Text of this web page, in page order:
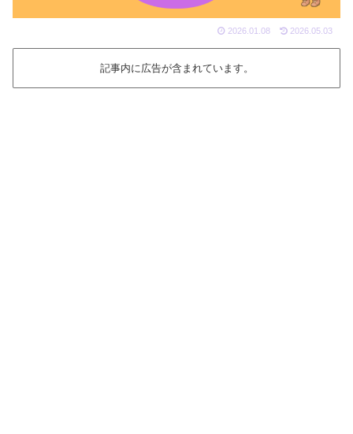
2026.01.08 2026.05.03
記事内に広告が含まれています。
🍼